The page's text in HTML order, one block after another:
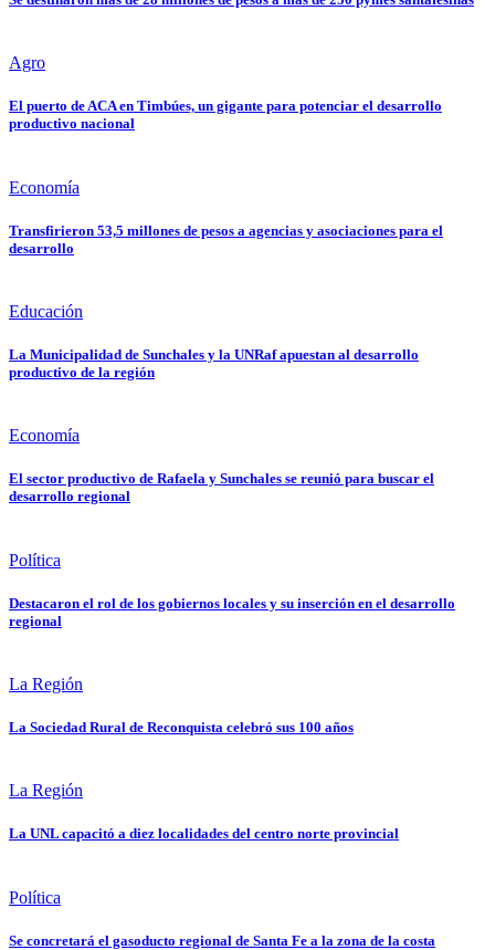
Agro
El puerto de ACA en Timbúes, un gigante para potenciar el desarrollo
productivo nacional
Economía
Transfirieron 53,5 millones de pesos a agencias y asociaciones para el
desarrollo
Educación
La Municipalidad de Sunchales y la UNRaf apuestan al desarrollo
productivo de la región
Economía
El sector productivo de Rafaela y Sunchales se reunió para buscar el
desarrollo regional
Política
Destacaron el rol de los gobiernos locales y su inserción en el desarrollo
regional
La Región
La Sociedad Rural de Reconquista celebró sus 100 años
La Región
La UNL capacitó a diez localidades del centro norte provincial
Política
Se concretará el gasoducto regional de Santa Fe a la zona de la costa